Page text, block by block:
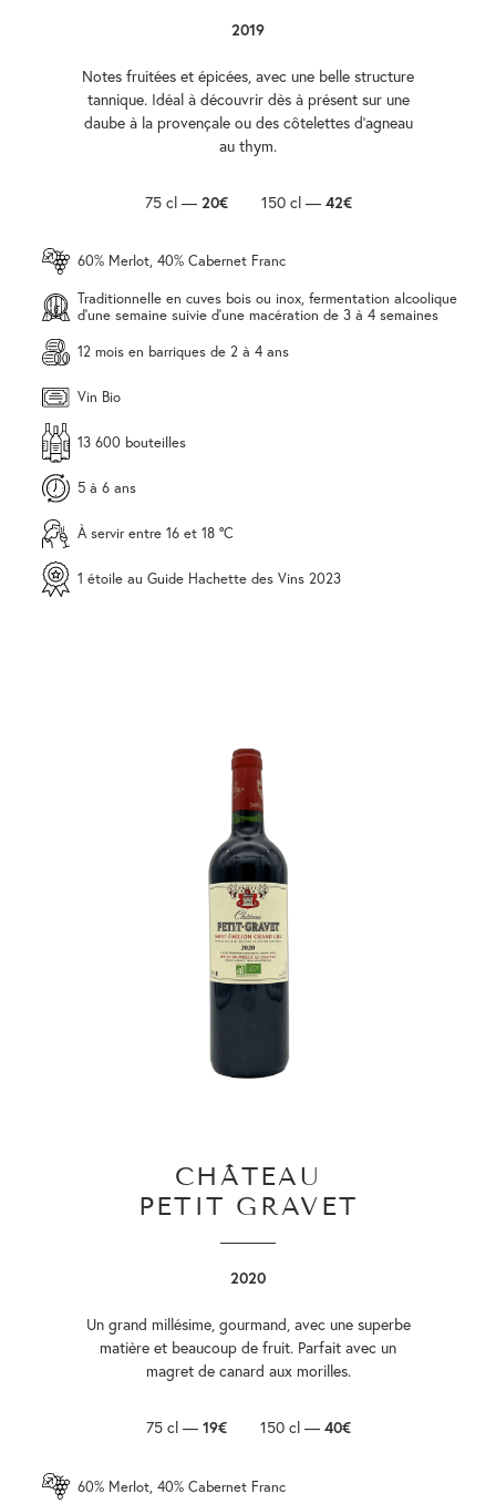
2019
Notes fruitées et épicées, avec une belle structure
tannique. Idéal à découvrir dès à présent sur une
daube à la provençale ou des côtelettes d’agneau
au thym.
75 cl — 20€ 150 cl — 42€
60% Merlot, 40% Cabernet Franc
Traditionnelle en cuves bois ou inox, fermentation alcoolique
d'une semaine suivie d'une macération de 3 à 4 semaines
12 mois en barriques de 2 à 4 ans
Vin Bio
13 600 bouteilles
5 à 6 ans
À servir entre 16 et 18 °C
1 étoile au Guide Hachette des Vins 2023
CHÂTEAU
PETIT GRAVET
2020
Un grand millésime, gourmand, avec une superbe
matière et beaucoup de fruit. Parfait avec un
magret de canard aux morilles.
75 cl — 19€ 150 cl — 40€
60% Merlot, 40% Cabernet Franc